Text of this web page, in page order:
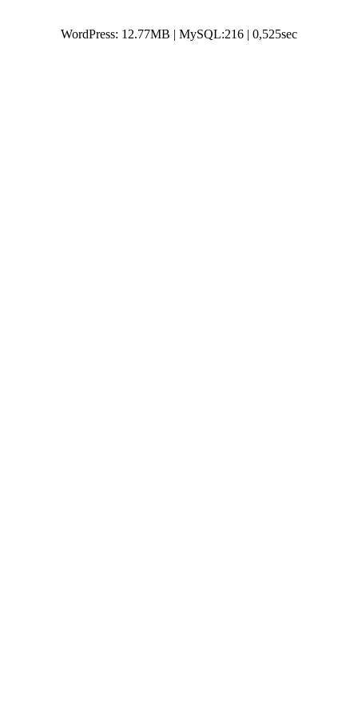
WordPress: 12.77MB | MySQL:216 | 0,525sec